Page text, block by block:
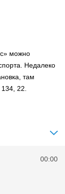
можно
Недалеко
там
22.
00:00